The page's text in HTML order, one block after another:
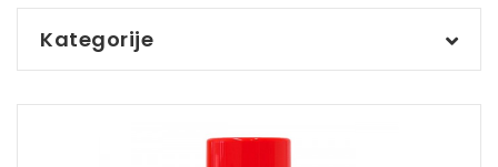
Kategorije